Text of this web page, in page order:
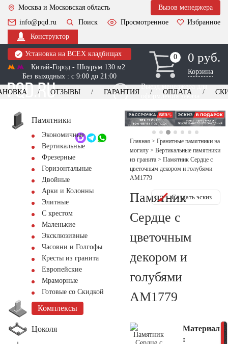
Москва и Московская область
Вызов менеджера
info@pqd.ru
Поиск Просмотренное
Избранное
Конструктор
Установка на ВСЕХ кладбищах
Китай-Город - Шоурум 130 м2
Без выходных : с 9:00 до 21:00
0
0 0 руб.
Корзина
Выезд менеджера для
оформления заказа
+7 (495) 518-44-23
Обратный звонок
ОТЗЫВЫ ГАРАНТИЯ ОПЛАТА
Памятники
Экономичные
Вертикальные
Фрезерные
Горизонтальные
Двойные
Арки и Колонны
Элитные
С крестом
Маленькие
Эксклюзивные
Часовни и Голгофы
Кресты из гранита
Европейские
Мраморные
Готовые со Скидкой
Комплексы
Цоколя
Главная > Гранитные памятники на
могилу > Вертикальные памятники
из гранита > Памятник Сердце с
цветочным декором и голубями
AM1779
Памятник
Сердце с
цветочным
декором и
голубями
AM1779
Создать эскиз
Материал
: